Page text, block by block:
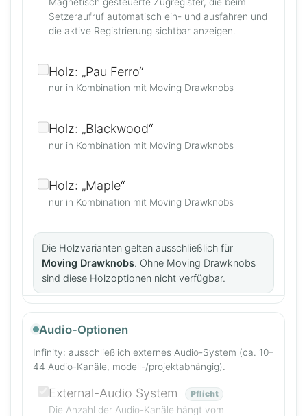
Setzeraufruf automatisch ein- und ausfahren und
die aktive Registrierung sichtbar anzeigen.
Holz: „Pau Ferro“
nur in Kombination mit Moving Drawknobs
Holz: „Blackwood“
nur in Kombination mit Moving Drawknobs
Holz: „Maple“
nur in Kombination mit Moving Drawknobs
Die Holzvarianten gelten ausschließlich für
Moving Drawknobs. Ohne Moving Drawknobs
sind diese Holzoptionen nicht verfügbar.
Audio-Optionen
Infinity: ausschließlich externes Audio-System (ca. 10–
44 Audio-Kanäle, modell-/projektabhängig).
External-Audio System Pflicht
Die Anzahl der Audio-Kanäle hängt vom